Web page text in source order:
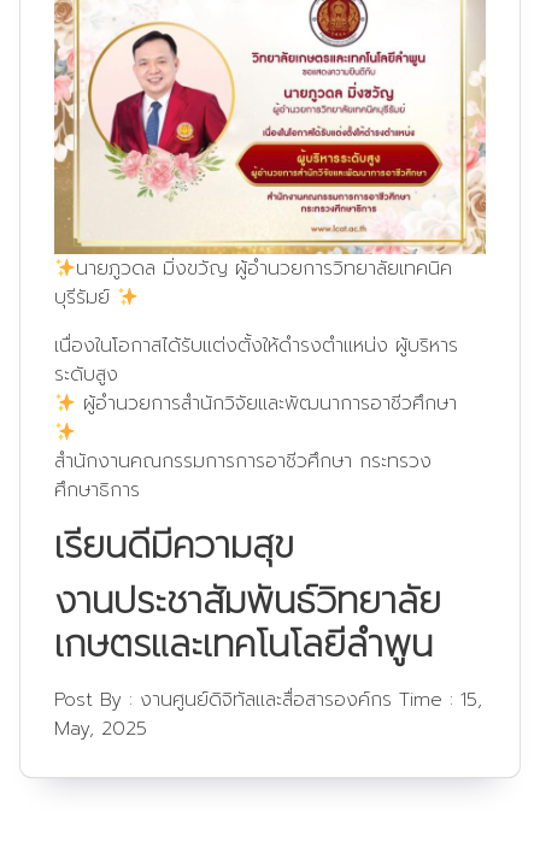
นายภูวดล มิ่งขวัญ ผู้อำนวยการวิทยาลัยเทคนิค
บุรีรัมย์
เนื่องในโอกาสได้รับแต่งตั้งให้ดำรงตำแหน่ง ผู้บริหาร
ระดับสูง
ผู้อำนวยการสำนักวิจัยและพัฒนาการอาชีวศึกษา
สำนักงานคณกรรมการการอาชีวศึกษา กระทรวง
ศึกษาธิการ
เรียนดีมีความสุข
งานประชาสัมพันธ์วิทยาลัย
เกษตรและเทคโนโลยีลำพูน
Post By : งานศูนย์ดิจิทัลและสื่อสารองค์กร Time : 15,
May, 2025